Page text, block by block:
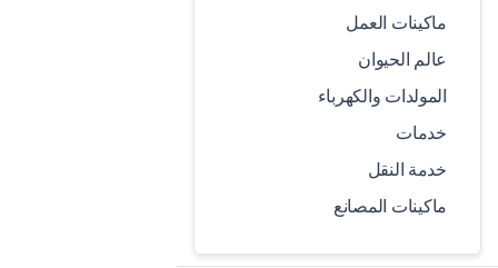
ماكينات العمل
عالم الحيوان
المولدات والكهرباء
خدمات
خدمة النقل
ماكينات المصانع